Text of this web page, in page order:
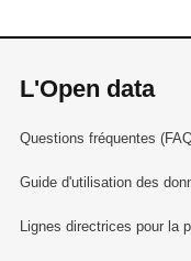
L'Open data
Questions fréquentes
Guide d'utilisation des
Lignes directrices pour la